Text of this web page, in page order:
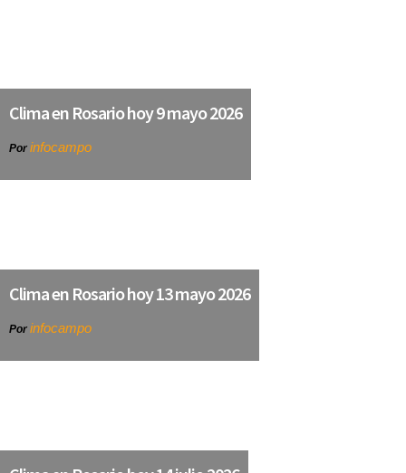
Clima en Rosario hoy 9 mayo 2026
Por infocampo
Clima en Rosario hoy 13 mayo 2026
Por infocampo